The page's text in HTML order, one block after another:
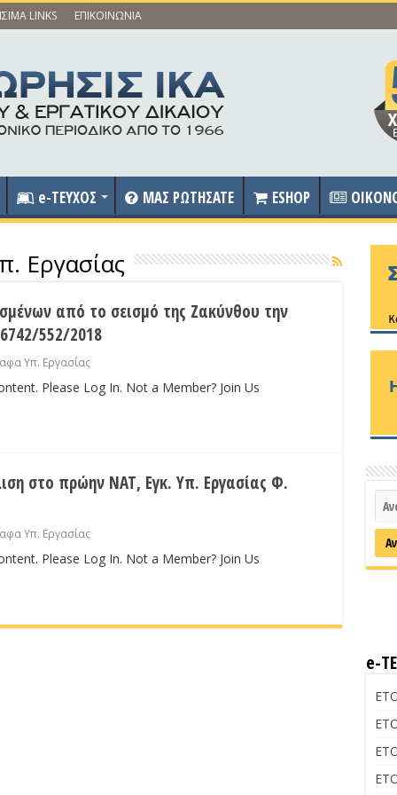
LINKS ΕΠΙΚΟΙΝΩΝΙΑ
e-ΤΕΥΧΟΣ ΜΑΣ ΡΩΤΗΣΑΤΕ ESHOP
Εργασίας
από το σεισμό της Ζακύνθου την
552/2018
Υπ. Εργασίας
Please Log In. Not a Member? Join Us
στο πρώην ΝΑΤ, Εγκ. Υπ. Εργασίας Φ.
Υπ. Εργασίας
Please Log In. Not a Member? Join Us
e-